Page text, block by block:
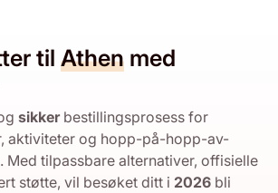
til Athen med
sikkerbestillingsprosess for
aktiviteter og hopp-på-hopp-av-
. Med tilpassbare alternativer, offisielle
støtte, vil besøket ditt i 2026 bli